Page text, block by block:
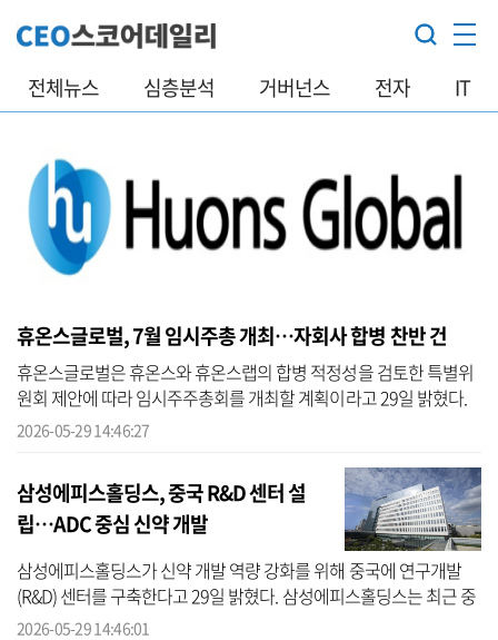
전체뉴스 심층분석 거버넌스 전자 IT
휴온스글로벌, 7월 임시주총 개최…자회사 합병 찬반 건
휴온스글로벌은 휴온스와 휴온스랩의 합병 적정성을 검토한 특별위
원회 제안에 따라 임시주주총회를 개최할 계획이라고 29일 밝혔다.
휴온스글로벌 이사회는 외부 전문가가 포함된 특별위원회를 통해 휴
2026-05-29 14:46:27
삼성에피스홀딩스, 중국 R&D 센터 설
립…ADC 중심 신약 개발
삼성에피스홀딩스가 신약 개발 역량 강화를 위해 중국에 연구개발
(R&D) 센터를 구축한다고 29일 밝혔다. 삼성에피스홀딩스는 최근 중
국 베이징(北京)시 창핑(昌平)구에 바이오의약품 연구개발 사업을 목
2026-05-29 14:46:01